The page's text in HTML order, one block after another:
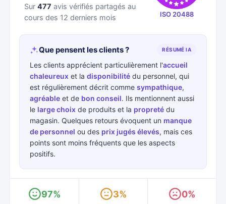
Sur 477 avis vérifiés partagés au
cours des 12 derniers mois
ISO 20488
Que pensent les clients ? RÉSUMÉ IA
Les clients apprécient particulièrement l'accueil
chaleureux et la disponibilité du personnel, qui
est régulièrement décrit comme sympathique,
agréable et de bon conseil. Ils mentionnent aussi
le large choix de produits et la propreté du
magasin. Quelques retours évoquent un manque
de personnel ou des prix jugés élevés, mais ces
points sont moins fréquents que les aspects
positifs.
97% 3% 0%